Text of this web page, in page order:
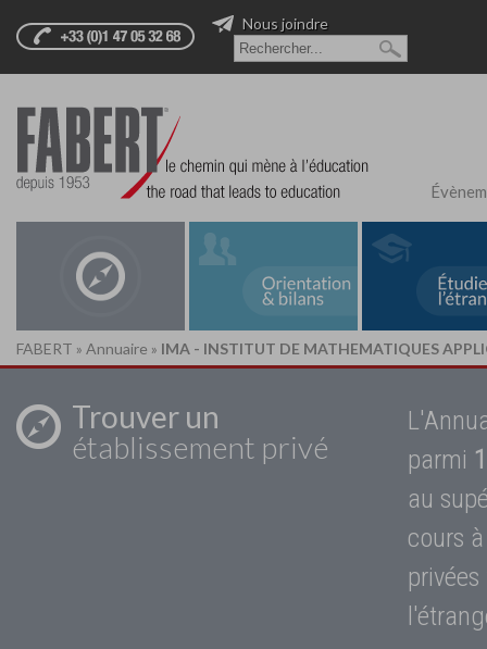
Nous joindre
FABERT » Annuaire » IMA - INSTITUT DE MATHEMATIQUES
Trouver un
établissement privé
parmi
au
cours